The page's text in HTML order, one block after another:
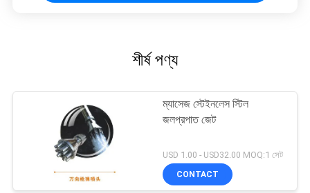
শীর্ষ পণ্য
ম্যাসেজ স্টেইনলেস স্টিল
জলপ্রপাত জেট
USD 1.00 - USD32.00 MOQ:1 সেট
CONTACT